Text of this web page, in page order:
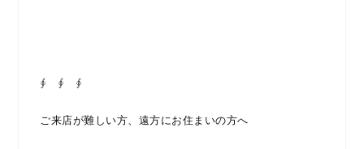
∮ ∮ ∮
ご来店が難しい方、遠方にお住まいの方へ